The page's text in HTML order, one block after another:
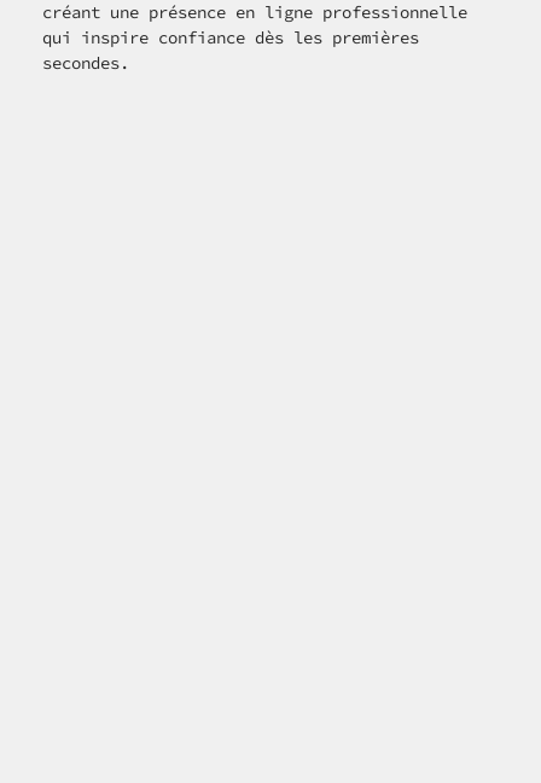
créant une présence en ligne professionnelle
qui inspire confiance dès les premières
secondes.